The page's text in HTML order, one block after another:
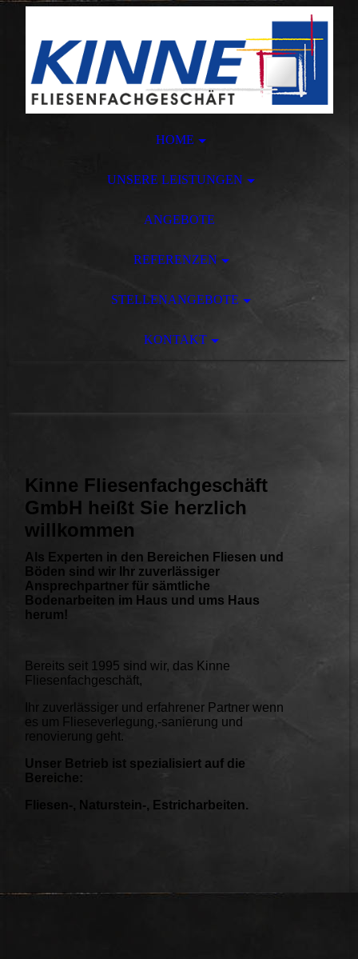
HOME
UNSERE LEISTUNGEN
ANGEBOTE
REFERENZEN
STELLENANGEBOTE
KONTAKT
Kinne Fliesenfachgeschäft
GmbH heißt Sie herzlich
willkommen
Als Experten in den Bereichen Fliesen und
Böden sind wir Ihr zuverlässiger
Ansprechpartner für sämtliche
Bodenarbeiten im Haus und ums Haus
herum!
Bereits seit 1995 sind wir, das Kinne
Fliesenfachgeschäft,
Ihr zuverlässiger und erfahrener Partner wenn
es um Flieseverlegung,-sanierung und
renovierung geht.
Unser Betrieb ist spezialisiert auf die
Bereiche:
Fliesen-, Naturstein-, Estricharbeiten.